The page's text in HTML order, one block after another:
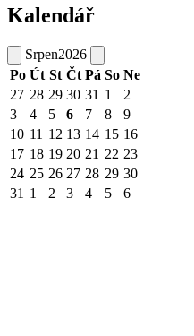
Kalendář
Srpen2026
Po Út St Čt Pá So Ne
27 28 29 30 31 1
2
3
4 5 6 7 8
9
10 11 12 13 14 15 16
17 18 19 20 21 22 23
24 25 26 27 28 29 30
31 1 2 3 4 5 6